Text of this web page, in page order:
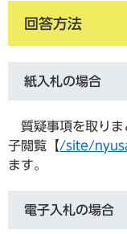
回答方法
紙入札の場合
質疑事項を取りま
子閲覧【/site/
ます。
電子入札の場合